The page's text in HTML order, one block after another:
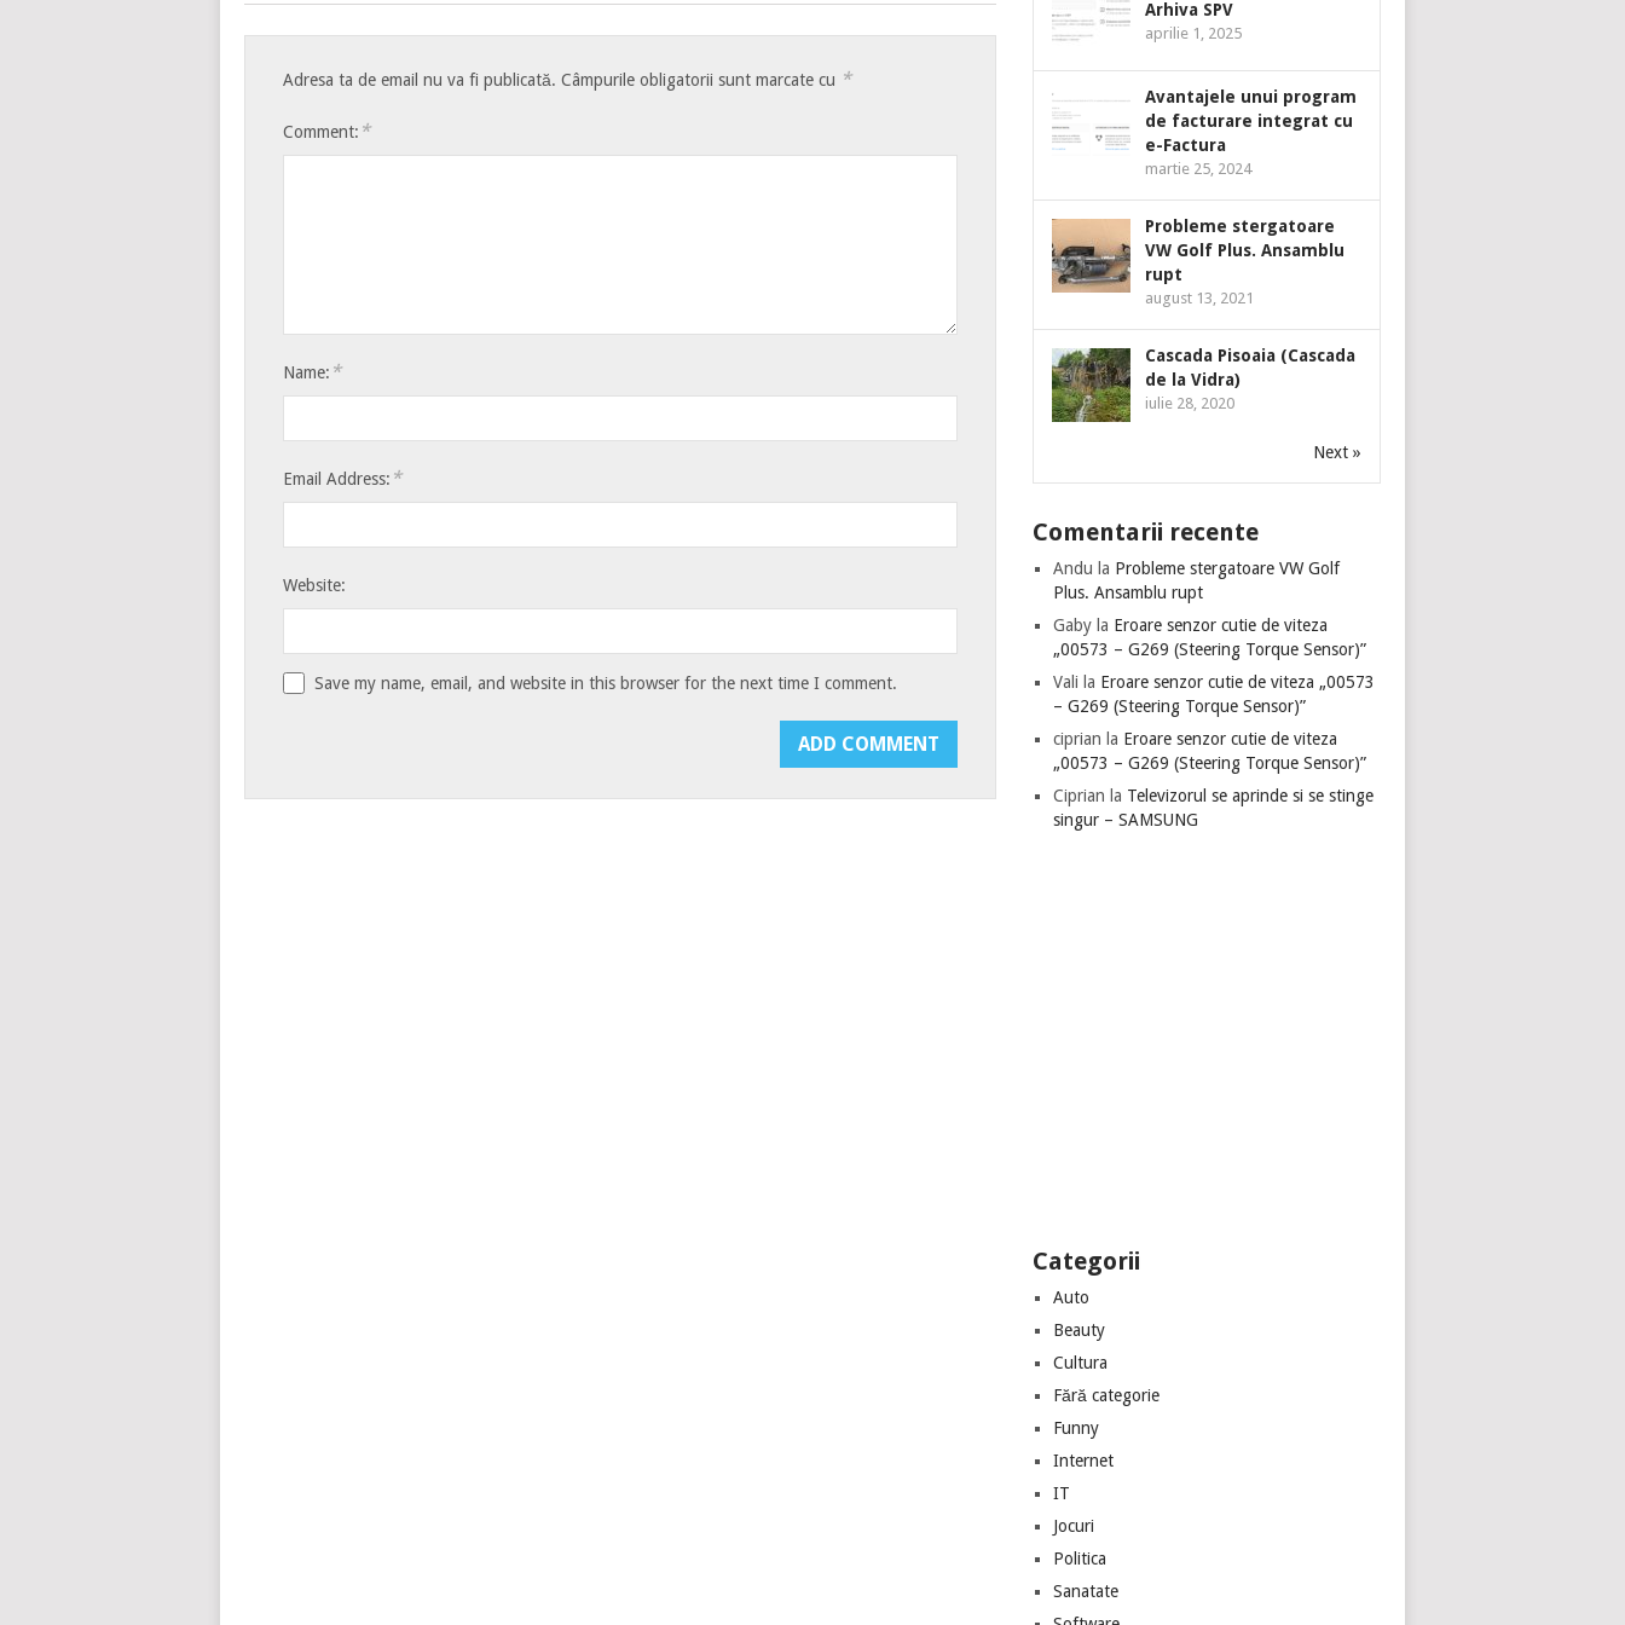
Adresa ta de email nu va fi publicată. Câmpurile obligatorii sunt marcate cu *
Comment: *
Name: *
Email Address: *
Website:
Save my name, email, and website in this browser for the next time I comment.
Arhiva SPV
aprilie 1, 2025
Avantajele unui program
de facturare integrat cu
e-Factura
martie 25, 2024
Probleme stergatoare
VW Golf Plus. Ansamblu
rupt
august 13, 2021
Cascada Pisoaia (Cascada
de la Vidra)
iulie 28, 2020
Next »
Comentarii recente
Andu la Probleme stergatoare VW Golf
Plus. Ansamblu rupt
Gaby la Eroare senzor cutie de viteza
„00573 – G269 (Steering Torque Sensor)”
Vali la Eroare senzor cutie de viteza „00573
– G269 (Steering Torque Sensor)”
ciprian la Eroare senzor cutie de viteza
„00573 – G269 (Steering Torque Sensor)”
Ciprian la Televizorul se aprinde si se stinge
singur – SAMSUNG
Categorii
Auto
Beauty
Cultura
Fără categorie
Funny
Internet
IT
Jocuri
Politica
Sanatate